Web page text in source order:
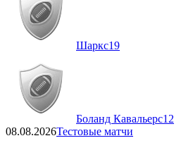
Шаркс19
Боланд Кавальерс12
08.08.2026Тестовые матчи